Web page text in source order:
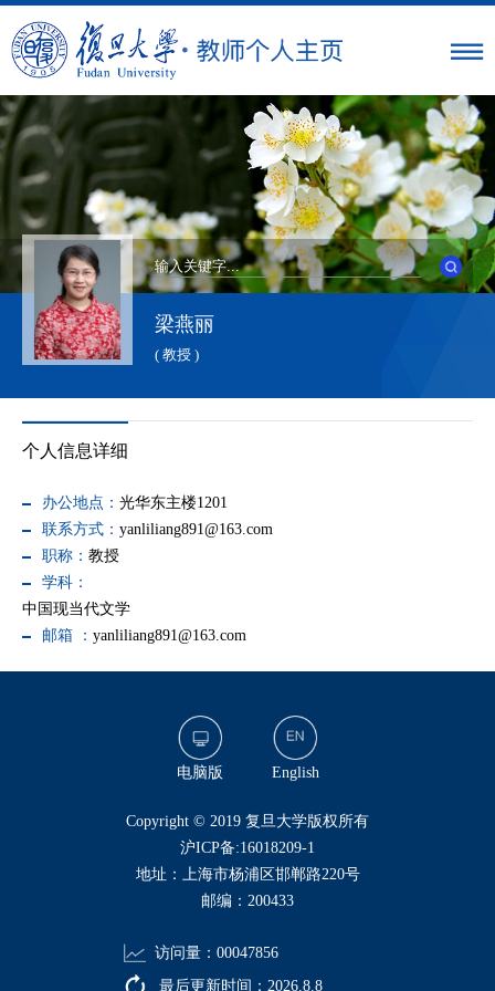
梁燕丽
( 教授 )
个人信息详细
办公地点： 光华东主楼1201
联系方式： yanliliang891@163.com
职称： 教授
学科：
中国现当代文学
邮箱 ： yanliliang891@163.com
电脑版 English
​Copyright © 2019 复旦大学版权所有
沪ICP备:16018209-1
地址：上海市杨浦区邯郸路220号
邮编：200433
访问量： 00047856
最后更新时间： 2026 8 8